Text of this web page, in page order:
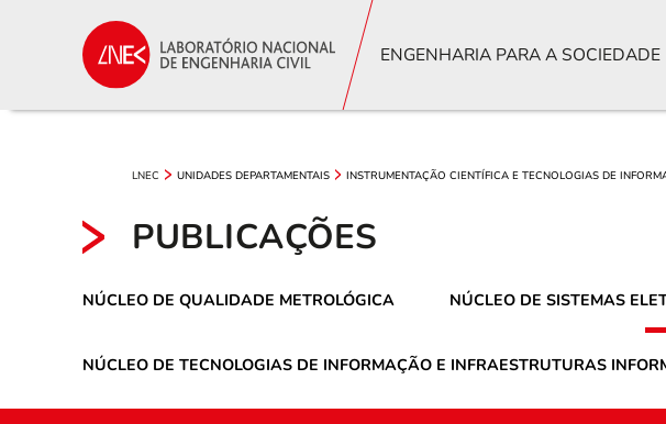
ENGENHARIA PARA A SOCIEDADE
LNEC UNIDADES DEPARTAMENTAIS INSTRUMENTAÇÃO CIENTÍFICA E TECNOLOGIAS DE
PUBLICAÇÕES
NÚCLEO DE QUALIDADE METROLÓGICA NÚCLEO DE SISTEMAS
NÚCLEO DE TECNOLOGIAS DE INFORMAÇÃO E INFRAESTRUTURAS